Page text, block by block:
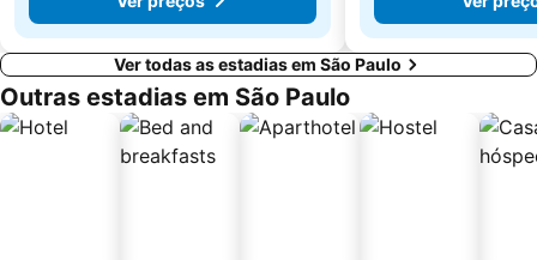
Ver todas as estadias em São Paulo
Outras estadias em São Paulo